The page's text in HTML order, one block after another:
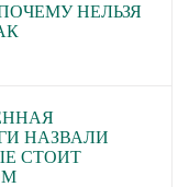
НЕЛЬЗЯ
НАЗВАЛИ
СТОИТ